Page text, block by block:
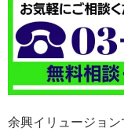
余興イリュージョ